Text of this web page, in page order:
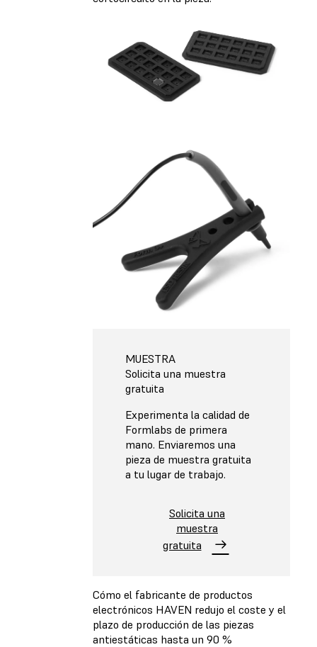
MUESTRA
Solicita una muestra
gratuita
Experimenta la calidad de
Formlabs de primera
mano. Enviaremos una
pieza de muestra gratuita
a tu lugar de trabajo.
Solicita una
muestra
gratuita
Cómo el fabricante de productos
electrónicos HAVEN redujo el coste y el
plazo de producción de las piezas
antiestáticas hasta un 90 %